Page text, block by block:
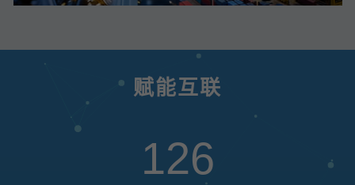
赋能互联
126